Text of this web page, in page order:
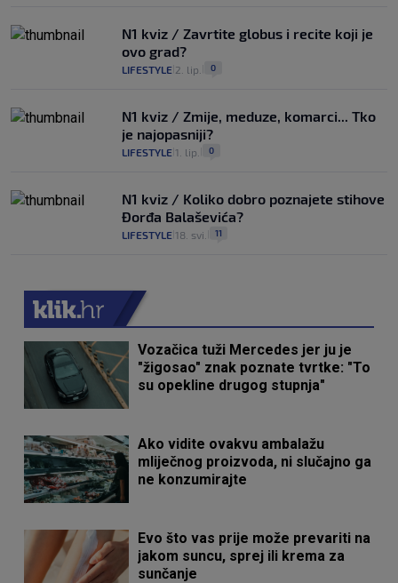
N1 kviz / Zavrtite globus i recite koji je
ovo grad?
LIFESTYLE 2. lip. 0
N1 kviz / Zmije, meduze, komarci... Tko
je najopasniji?
LIFESTYLE 1. lip. 0
N1 kviz / Koliko dobro poznajete stihove
Đorđa Balaševića?
LIFESTYLE 18. svi. 11
Vozačica tuži Mercedes jer ju je
"žigosao" znak poznate tvrtke: "To
su opekline drugog stupnja"
Ako vidite ovakvu ambalažu
mliječnog proizvoda, ni slučajno ga
ne konzumirajte
Evo što vas prije može prevariti na
jakom suncu, sprej ili krema za
sunčanje